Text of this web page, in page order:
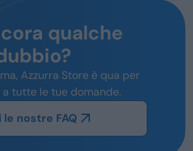
qualche
Azzurra Store è qua per
tutte le tue domande.
le nostre FAQ